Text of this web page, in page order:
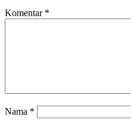
Komentar *
Nama *